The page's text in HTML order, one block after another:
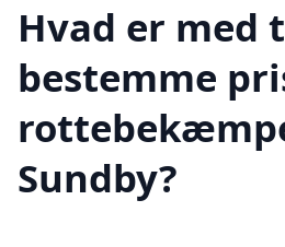
Hvad er med
bestemme
Sundby?